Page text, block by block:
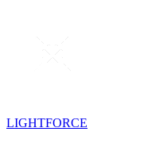
LIGHTFORCE